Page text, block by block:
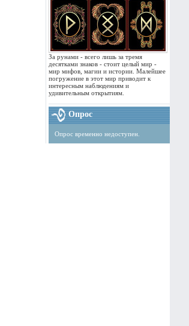
За рунами - всего лишь за тремя
десятками знаков - стоит целый мир -
мир мифов, магии и истории. Малейшее
погружение в этот мир приводит к
интересным наблюдениям и
удивительным открытиям.
Опрос
Опрос временно недоступен.